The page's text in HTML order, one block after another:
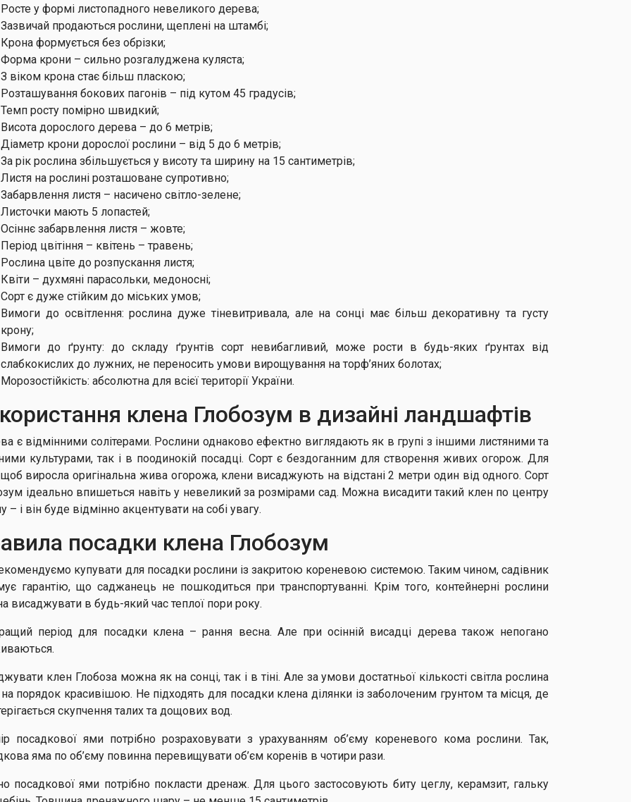
Росте у формі листопадного невеликого дерева;
Зазвичай продаються рослини, щеплені на штамбі;
Крона формується без обрізки;
Форма крони – сильно розгалуджена куляста;
З віком крона стає більш пласкою;
Розташування бокових пагонів – під кутом 45 градусів;
Темп росту помірно швидкий;
Висота дорослого дерева – до 6 метрів;
Діаметр крони дорослої рослини – від 5 до 6 метрів;
За рік рослина збільшується у висоту та ширину на 15 сантиметрів;
Листя на рослині розташоване супротивно;
Забарвлення листя – насичено світло-зелене;
Листочки мають 5 лопастей;
Осіннє забарвлення листя – жовте;
Період цвітіння – квітень – травень;
Рослина цвіте до розпускання листя;
Квіти – духмяні парасольки, медоносні;
Сорт є дуже стійким до міських умов;
Вимоги до освітлення: рослина дуже тіневитривала, але на сонці має більш декоративну та густу
крону;
Вимоги до ґрунту: до складу ґрунтів сорт невибагливий, може рости в будь-яких ґрунтах від
слабкокислих до лужних, не переносить умови вирощування на торф’яних болотах;
Морозостійкість: абсолютна для всієї території України.
клена Глобозум в дизайні ландшафтів
є відмінними солітерами. Рослини однаково ефектно виглядають як в групі з іншими листяними та
культурами, так і в поодинокій посадці. Сорт є бездоганним для створення живих огорож. Для
щоб виросла оригінальна жива огорожа, клени висаджують на відстані 2 метри один від одного. Сорт
ідеально впишеться навіть у невеликий за розмірами сад. Можна висадити такий клен по центру
– і він буде відмінно акцентувати на собі увагу.
посадки клена Глобозум
купувати для посадки рослини із закритою кореневою системою. Таким чином, садівник
гарантію, що саджанець не пошкодиться при транспортуванні. Крім того, контейнерні рослини
висаджувати в будь-який час теплої пори року.
період для посадки клена – рання весна. Але при осінній висадці дерева також непогано
клен Глобоза можна як на сонці, так і в тіні. Але за умови достатньої кількості світла рослина
порядок красивішою. Не підходять для посадки клена ділянки із заболоченим грунтом та місця, де
скупчення талих та дощових вод.
посадкової ями потрібно розраховувати з урахуванням об’єму кореневого кома рослини. Так,
яма по об’єму повинна перевищувати об’єм коренів в чотири рази.
посадкової ями потрібно покласти дренаж. Для цього застосовують биту цеглу, керамзит, гальку